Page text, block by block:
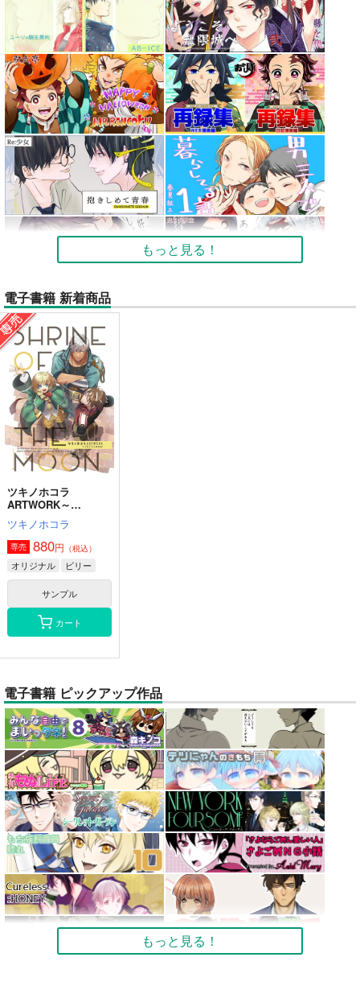
もっと見る！
電子書籍 新着商品
ツキノホコラ
ARTWORK～
2023Summer
ツキノホコラ
専売 880円 （税込）
オリジナル ビリー
サンプル
カート
電子書籍 ピックアップ作品
もっと見る！